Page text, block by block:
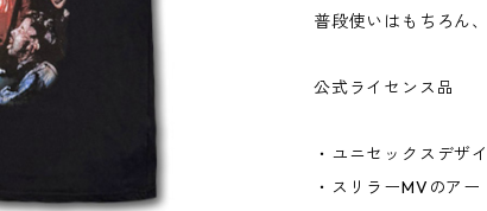
普段使いはもちろん
公式ライセンス品
・ユニセックスデザ
・スリラーMVのア